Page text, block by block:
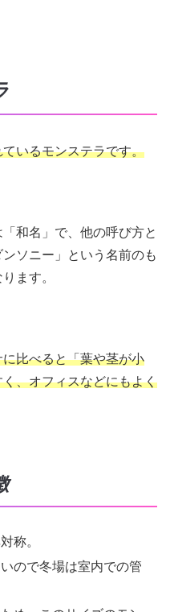
いるモンステラです。
和名」で、他の呼び方と
ソニー」という名前のも
ます。
比べると「葉や茎が小
、オフィスなどにもよく
称。
ので冬場は室内での管